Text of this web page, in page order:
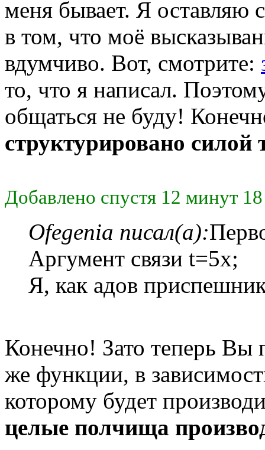
меня бывает. Я оставляю
в том, что моё
вдумчиво. Вот, смотрите:
то, что я написал.
общаться не буду!
структурировано
Добавлено спустя 12 минут
Ofegenia писал(а):
Аргумент связи t=5x;
Я, как адов
Конечно! Зато теперь Вы
же функции, в
которому будет
целые полчища